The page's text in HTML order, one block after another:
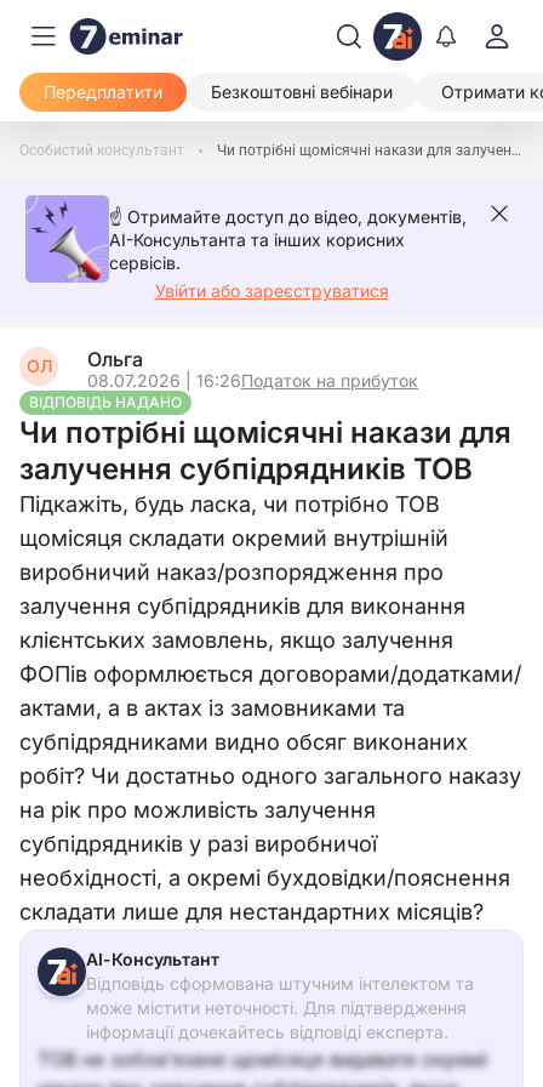
Передплатити Безкоштовні вебінари Отримати
Особистий консультант Чи потрібні щомісячні накази для залучення субпідрядників ТОВ
☝️ Отримайте доступ до відео, документів,
AI-Консультанта та інших корисних
сервісів.
Увійти або зареєструватися
ОЛ Ольга
08.07.2026 | 16:26Податок на прибуток
ВІДПОВІДЬ НАДАНО
Чи потрібні щомісячні накази для
залучення субпідрядників ТОВ
Підкажіть, будь ласка, чи потрібно ТОВ
щомісяця складати окремий внутрішній
виробничий наказ/розпорядження про
залучення субпідрядників для виконання
клієнтських замовлень, якщо залучення
ФОПів оформлюється договорами/додатками/
актами, а в актах із замовниками та
субпідрядниками видно обсяг виконаних
робіт? Чи достатньо одного загального наказу
на рік про можливість залучення
субпідрядників у разі виробничої
необхідності, а окремі бухдовідки/пояснення
складати лише для нестандартних місяців?
АІ-Консультант
Відповідь сформована штучним інтелектом та
може містити неточності. Для підтвердження
інформації дочекайтесь відповіді експерта.
ТОВ не зобов’язане щомісяця видавати окремі